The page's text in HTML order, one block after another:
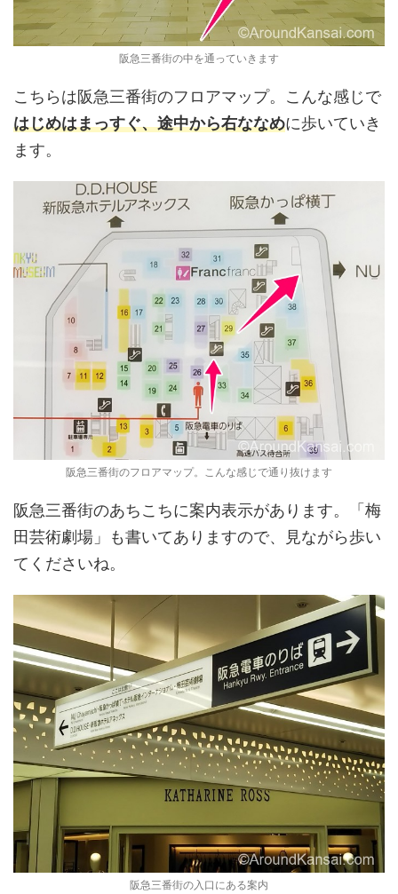
阪急三番街の中を通っていきます
こちらは阪急三番街のフロアマップ。こんな感じで
はじめはまっすぐ、途中から右ななめに歩いていき
ます。
阪急三番街のフロアマップ。こんな感じで通り抜けます
阪急三番街のあちこちに案内表示があります。「梅
田芸術劇場」も書いてありますので、見ながら歩い
てくださいね。
阪急三番街の入口にある案内